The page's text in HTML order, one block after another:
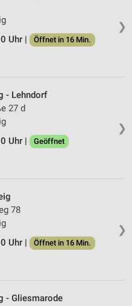
❯
Uhr |
Öffnet in 16 Min.
❯
- Lehndorf
27 d
Uhr |
Geöffnet
❯
78
Uhr |
Öffnet in 16 Min.
- Gliesmarode